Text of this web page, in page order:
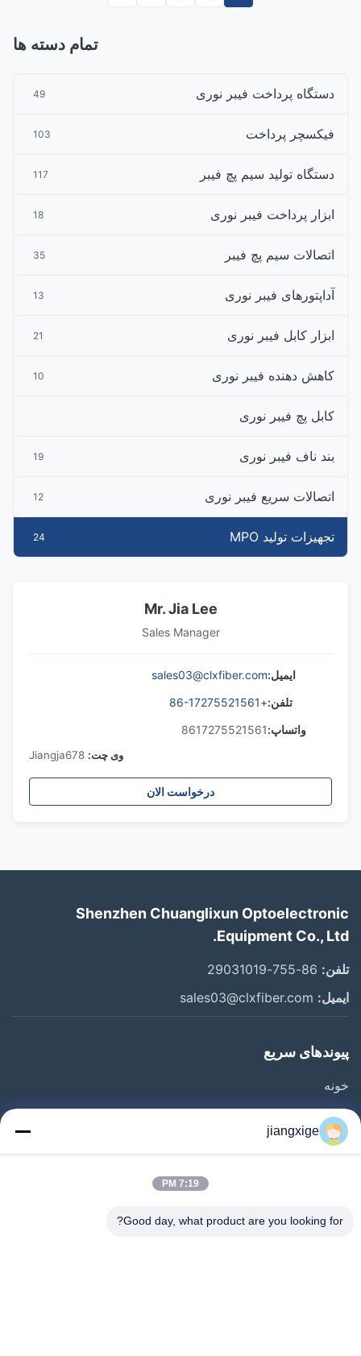
تمام دسته ها
دستگاه پرداخت فیبر نوری 49
فیکسچر پرداخت 103
دستگاه تولید سیم پچ فیبر 117
ابزار پرداخت فیبر نوری 18
اتصالات سیم پچ فیبر 35
آداپتورهای فیبر نوری 13
ابزار کابل فیبر نوری 21
کاهش دهنده فیبر نوری 10
کابل پچ فیبر نوری
بند ناف فیبر نوری 19
اتصالات سریع فیبر نوری 12
تجهیزات تولید MPO 24
Mr. Jia Lee
Sales Manager
ایمیل:sales03@clxfiber.com
تلفن:+86-17275521561
واتساپ:8617275521561
وی چت: Jiangja678
درخواست الان
Shenzhen Chuanglixun Optoelectronic
Equipment Co., Ltd.
تلفن:
ایمیل:
پیوندهای سریع
خونه
محصولات
درباره ما
با ما تماس بگیرید
jiangxige
7:19 PM
Good day, what product are you looking for?